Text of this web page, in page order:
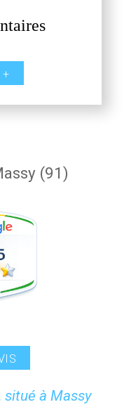
+
(91)
situé à Massy